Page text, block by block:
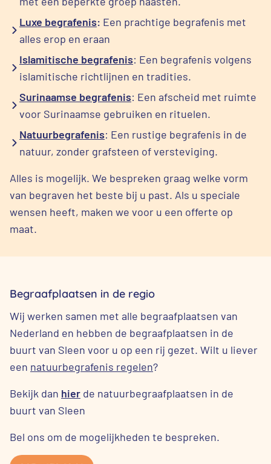
Luxe begrafenis: Een prachtige begrafenis met
alles erop en eraan
Islamitische begrafenis: Een begrafenis volgens
islamitische richtlijnen en tradities.
Surinaamse begrafenis: Een afscheid met ruimte
voor Surinaamse gebruiken en rituelen.
Natuurbegrafenis: Een rustige begrafenis in de
natuur, zonder grafsteen of versteviging.
Alles is mogelijk. We bespreken graag welke vorm
van begraven het beste bij u past. Als u speciale
wensen heeft, maken we voor u een offerte op
maat.
Begraafplaatsen in de regio
Wij werken samen met alle begraafplaatsen van
Nederland en hebben de begraafplaatsen in de
buurt van Sleen voor u op een rij gezet. Wilt u liever
een natuurbegrafenis regelen?
Bekijk dan hier de natuurbegraafplaatsen in de
buurt van Sleen
Bel ons om de mogelijkheden te bespreken.